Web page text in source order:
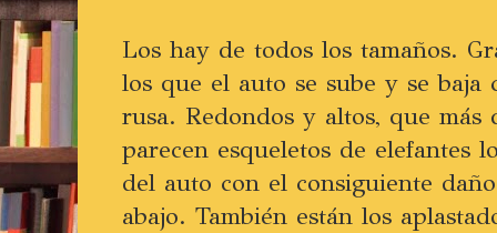
Los hay de todos los tamaños.
los que el auto se sube y se baja
rusa. Redondos y altos, que más
parecen esqueletos de elefantes
del auto con el consiguiente
abajo. También están los